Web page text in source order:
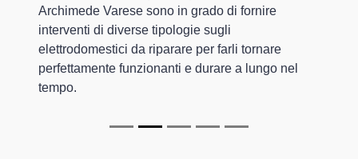
Archimede Varese sono in grado di fornire
interventi di diverse tipologie sugli
elettrodomestici da riparare per farli tornare
perfettamente funzionanti e durare a lungo nel
tempo.